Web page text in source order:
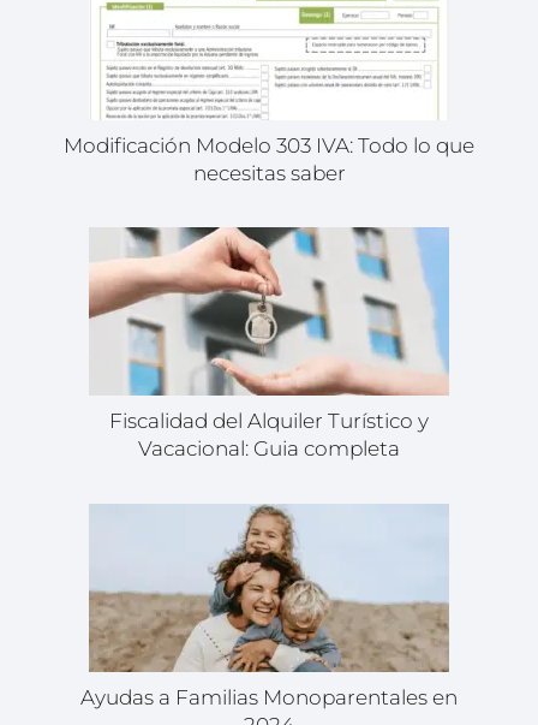
Modificación Modelo 303 IVA: Todo lo que
necesitas saber
Fiscalidad del Alquiler Turístico y
Vacacional: Guia completa
Ayudas a Familias Monoparentales en